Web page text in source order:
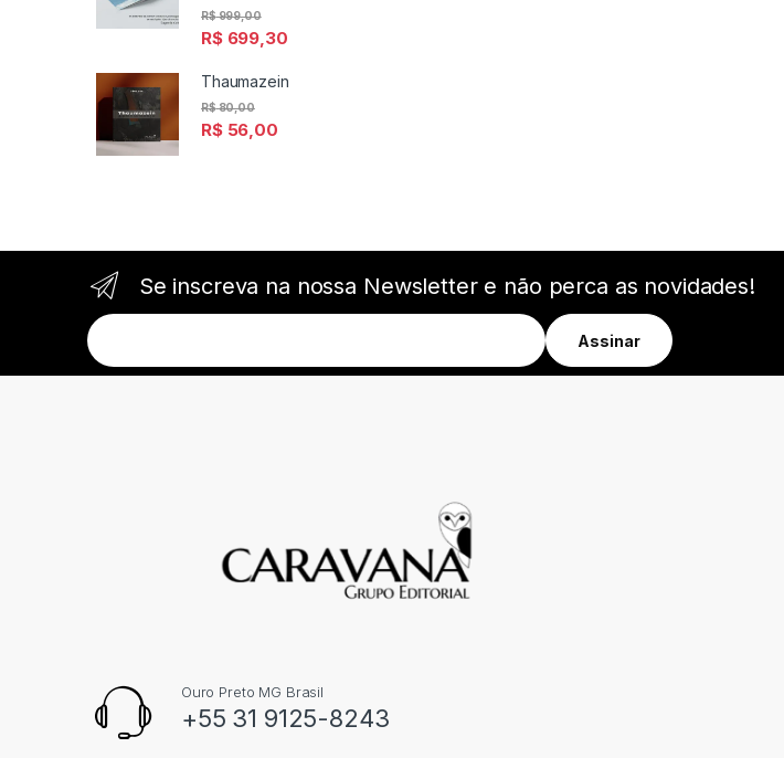
R$699,30
R$999,00
Thaumazein
R$56,00
R$80,00
Se inscreva na nossa Newsletter e não perca as novidades!
Ouro Preto MG Brasil
+55 31 9125-8243